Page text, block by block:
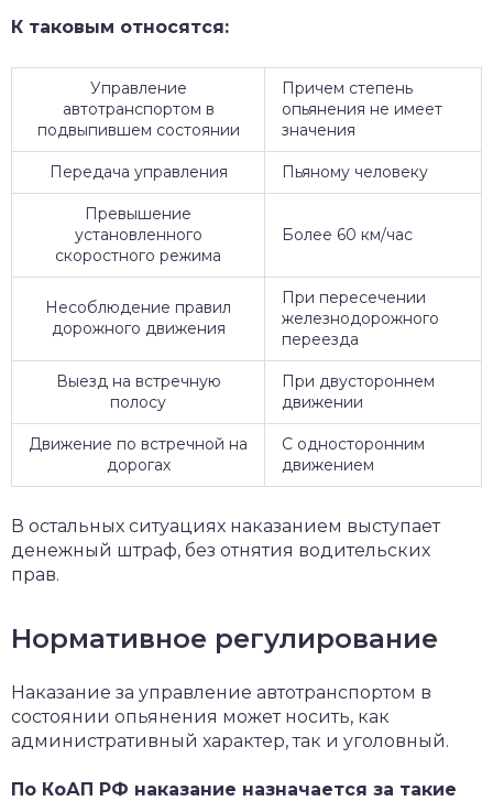
К таковым относятся:
Управление
автотранспортом в
подвыпившем состоянии
Причем степень
опьянения не имеет
значения
Передача управления Пьяному человеку
Превышение
установленного
скоростного режима
Более 60 км/час
Несоблюдение правил
дорожного движения
При пересечении
железнодорожного
переезда
Выезд на встречную
полосу
При двустороннем
движении
Движение по встречной на
дорогах
С односторонним
движением
В остальных ситуациях наказанием выступает
денежный штраф, без отнятия водительских
прав.
Нормативное регулирование
Наказание за управление автотранспортом в
состоянии опьянения может носить, как
административный характер, так и уголовный.
По КоАП РФ наказание назначается за такие